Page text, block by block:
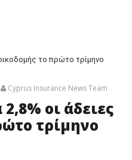
το πρώτο τρίμηνο
Cyprus Insurance News Team
οι άδειες
τρίμηνο